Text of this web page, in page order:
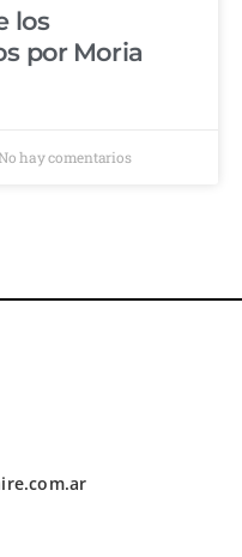
los
por Moria
No hay comentarios